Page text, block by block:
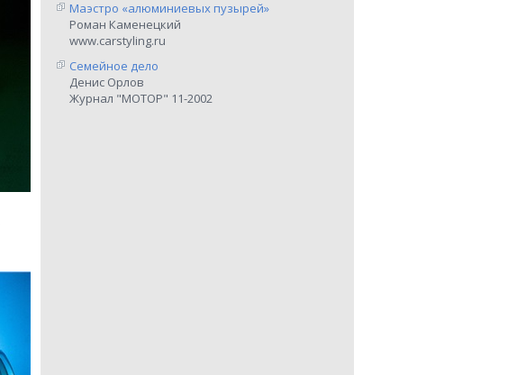
Маэстро «алюминиевых пузырей»
Роман Каменецкий
www.carstyling.ru
Семейное дело
Денис Орлов
Журнал "МОТОР" 11-2002